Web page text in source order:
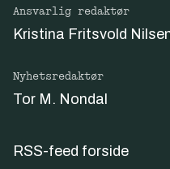
Ansvarlig redaktør
Kristina Fritsvold
Nyhetsredaktør
Tor M. Nondal
RSS-feed forside